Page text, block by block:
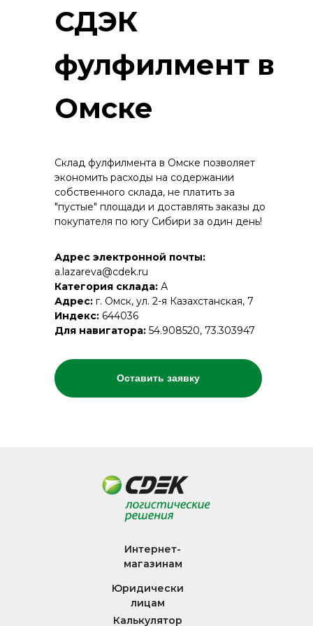
СДЭК
фулфилмент в
Омске
Склад фулфилмента в Омске позволяет
экономить расходы на содержании
собственного склада, не платить за
"пустые" площади и доставлять заказы до
покупателя по югу Сибири за один день!
Адрес электронной почты:
a.lazareva@cdek.ru
Категория склада: А
Адрес: г. Омск, ул. 2-я Казахстанская, 7
Индекс: 644036
Для навигатора: 54.908520, 73.303947
Оставить заявку
Интернет-
магазинам
Юридически
лицам
Калькулятор